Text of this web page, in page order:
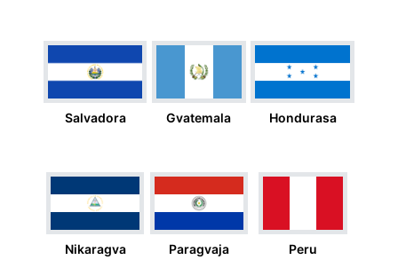
Salvadora Gvatemala Hondurasa
Nikaragva Paragvaja Peru